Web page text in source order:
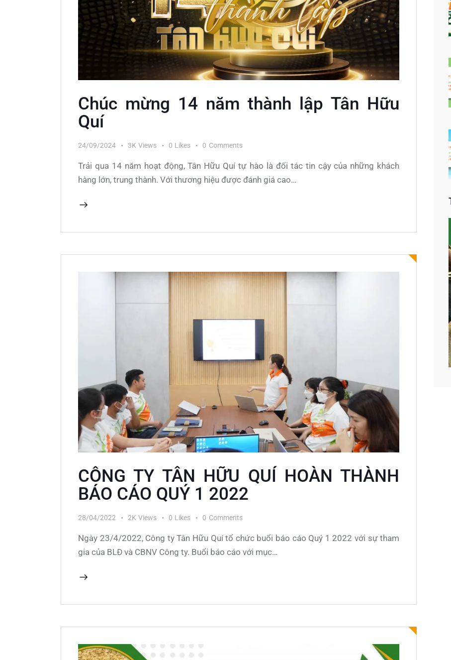
Chúc mừng 14 năm thành lập Tân Hữu
Quí
24/09/2024 3K Views 0 Likes 0 Comments
Trải qua 14 năm hoạt động, Tân Hữu Quí tự hào là đối tác tin cậy của những khách
hàng lớn, trung thành. Với thương hiệu được đánh giá cao…
CÔNG TY TÂN HỮU QUÍ HOÀN THÀNH
BÁO CÁO QUÝ 1 2022
28/04/2022 2K Views 0 Likes 0 Comments
Ngày 23/4/2022, Công ty Tân Hữu Quí tổ chức buổi báo cáo Quý 1 2022 với sự tham
gia của BLĐ và CBNV Công ty. Buổi báo cáo với mục…